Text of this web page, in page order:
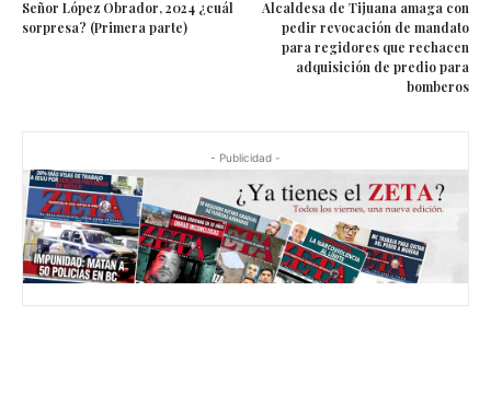
Señor López Obrador, 2024 ¿cuál
sorpresa? (Primera parte)
Alcaldesa de Tijuana amaga con
pedir revocación de mandato
para regidores que rechacen
adquisición de predio para
bomberos
- Publicidad -